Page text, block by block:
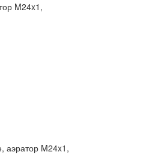
M24x1,
аэратор M24x1,